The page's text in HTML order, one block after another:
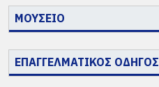
ΜΟΥΣΕΙΟ
ΕΠΑΓΓΕΛΜΑΤΙΚΟΣ ΟΔΗΓΟΣ